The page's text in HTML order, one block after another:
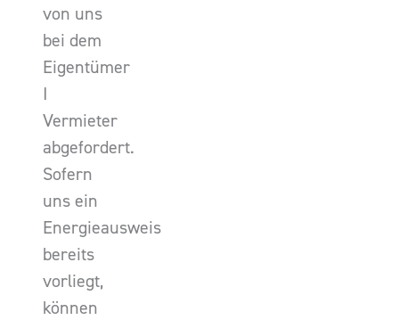
von uns
bei dem
Eigentümer
I
Vermieter
abgefordert.
Sofern
uns ein
Energieausweis
bereits
vorliegt,
können